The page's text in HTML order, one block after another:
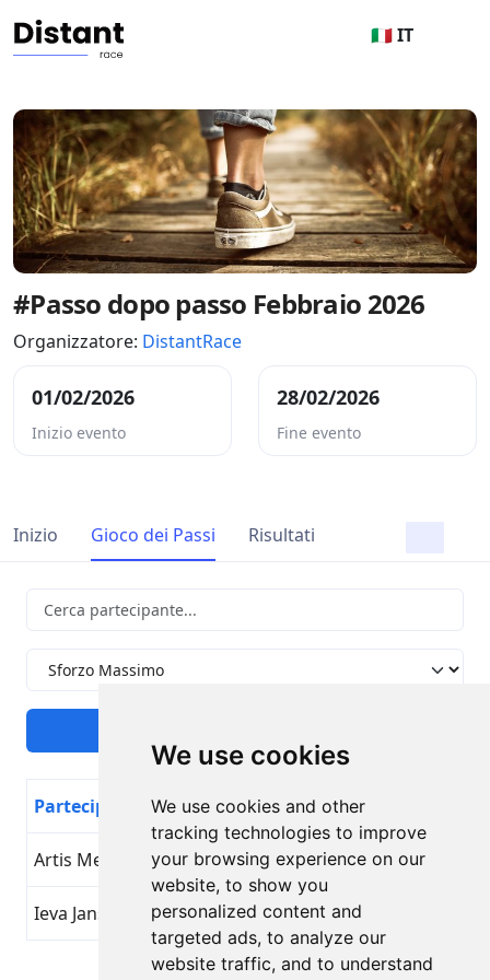
We use cookies
We use cookies and other
tracking technologies to improve
your browsing experience on our
website, to show you
personalized content and
targeted ads, to analyze our
website traffic, and to understand
🇮🇹 IT
#Passo dopo passo Febbraio 2026
Organizzatore: DistantRace
01/02/2026
Inizio evento
28/02/2026
Fine evento
Inizio Gioco dei Passi Risultati
Partecipante Nome Obiettivo
Artis Mednis Sforzo Massimo 29
Ieva Jansone Sforzo Massimo